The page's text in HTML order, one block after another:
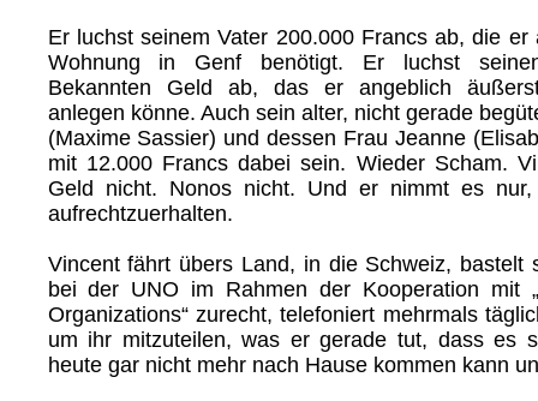
Er luchst seinem Vater 200.000 Francs ab, die er
Wohnung in Genf benötigt. Er luchst
Bekannten Geld ab, das er angeblich
anlegen könne. Auch sein alter, nicht gerade
(Maxime Sassier) und dessen Frau Jeanne
mit 12.000 Francs dabei sein. Wieder Scham.
Geld nicht. Nonos nicht. Und er nimmt es
aufrechtzuerhalten.
Vincent fährt übers Land, in die Schweiz, bastelt
bei der UNO im Rahmen der Kooperation mit
Organizations“ zurecht, telefoniert mehrmals
um ihr mitzuteilen, was er gerade tut, dass es
heute gar nicht mehr nach Hause kommen kann